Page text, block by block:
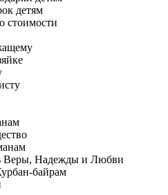
детям
стоимости
Веры, Надежды и Любви
байрам